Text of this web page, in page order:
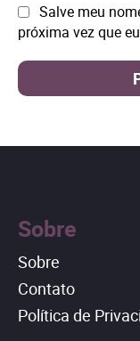
Site: Salve meu
próxima vez que
Sobre
Sobre
Contato
Política de